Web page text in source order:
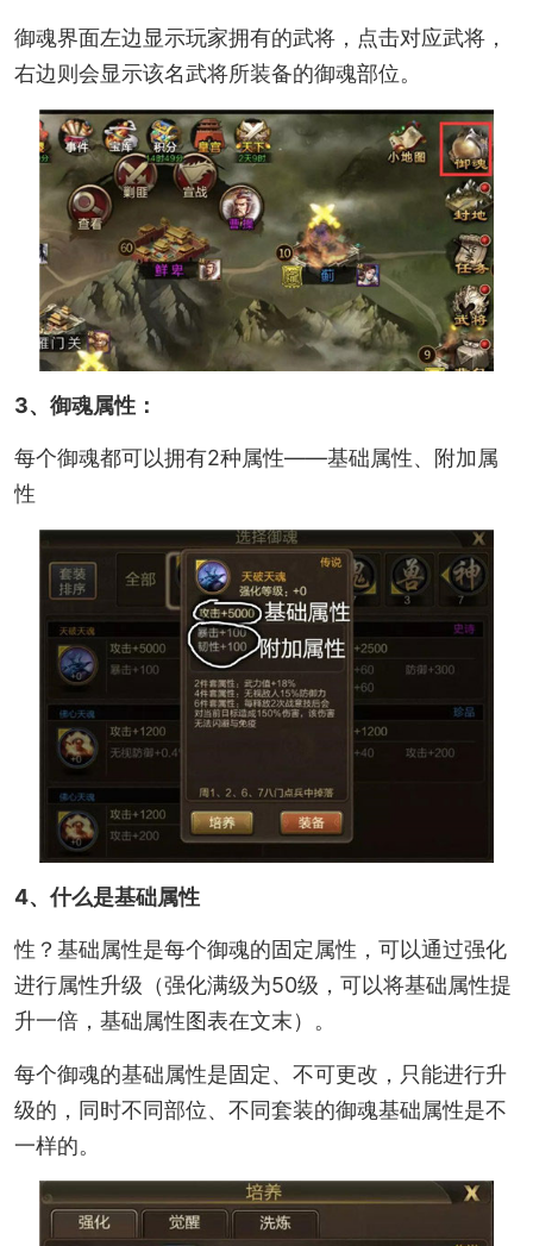
御魂界面左边显示玩家拥有的武将，点击对应武将，
右边则会显示该名武将所装备的御魂部位。
3、御魂属性：
每个御魂都可以拥有2种属性——基础属性、附加属
性
4、什么是基础属性
性？基础属性是每个御魂的固定属性，可以通过强化
进行属性升级（强化满级为50级，可以将基础属性提
升一倍，基础属性图表在文末）。
每个御魂的基础属性是固定、不可更改，只能进行升
级的，同时不同部位、不同套装的御魂基础属性是不
一样的。